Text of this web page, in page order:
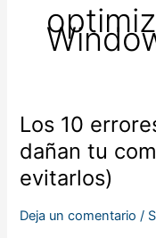
Los 10
dañan tu
evitarlos)
Deja un comentario /
Los
errores
más
que